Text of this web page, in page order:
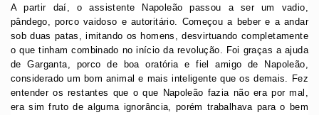
A partir daí, o assistente Napoleão passou a ser um vadio,
pândego, porco vaidoso e autoritário. Começou a beber e a andar
sob duas patas, imitando os homens, desvirtuando completamente
o que tinham combinado no início da revolução. Foi graças a ajuda
de Garganta, porco de boa oratória e fiel amigo de Napoleão,
considerado um bom animal e mais inteligente que os demais. Fez
entender os restantes que o que Napoleão fazia não era por mal,
era sim fruto de alguma ignorância, porém trabalhava para o bem